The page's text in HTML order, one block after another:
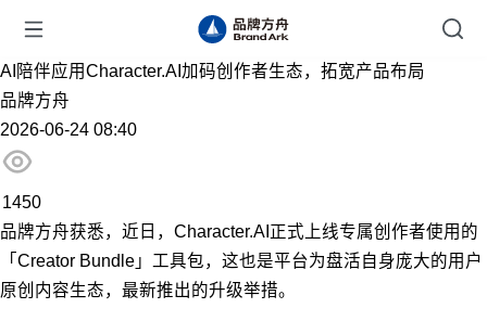
AI陪伴应用Character.AI加码创作者生态，拓宽产品布局
品牌方舟
2026-06-24 08:40
1450
品牌方舟获悉，近日，Character.AI正式上线专属创作者使用的
「Creator Bundle」工具包，这也是平台为盘活自身庞大的用户
原创内容生态，最新推出的升级举措。